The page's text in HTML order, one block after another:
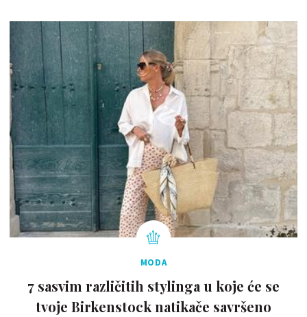
MODA
7 sasvim različitih stylinga u koje će se
tvoje Birkenstock natikače savršeno